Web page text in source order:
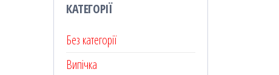
КАТЕГОРІЇ
Без категорії
Випічка